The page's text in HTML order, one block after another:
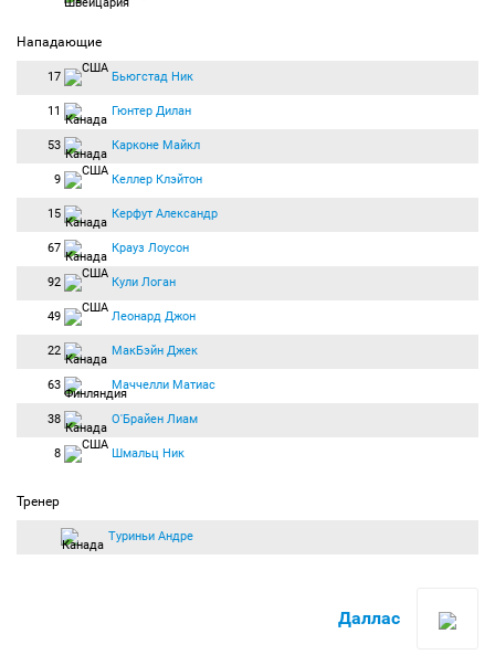
Нападающие
17 Бьюгстад Ник
11 Гюнтер Дилан
53 Карконе Майкл
9 Келлер Клэйтон
15 Керфут Александр
67 Крауз Лоусон
92 Кули Логан
49 Леонард Джон
22 МакБэйн Джек
63 Маччелли Матиас
38 О'Брайен Лиам
8 Шмальц Ник
Тренер
Туриньи Андре
Даллас